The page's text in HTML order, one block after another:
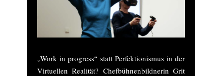
„Work in progress“ statt Perfektionismus in der
Virtuellen Realität? Chefbühnenbildnerin Grit